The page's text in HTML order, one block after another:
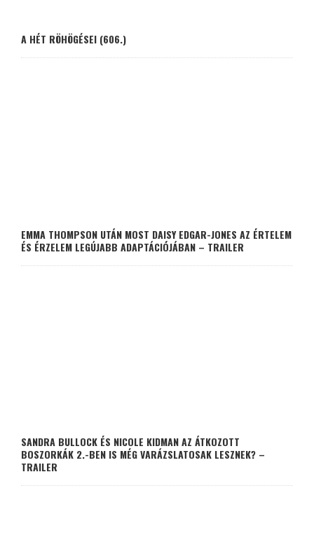
A HÉT RÖHÖGÉSEI (606.)
EMMA THOMPSON UTÁN MOST DAISY EDGAR-JONES AZ ÉRTELEM
ÉS ÉRZELEM LEGÚJABB ADAPTÁCIÓJÁBAN – TRAILER
SANDRA BULLOCK ÉS NICOLE KIDMAN AZ ÁTKOZOTT
BOSZORKÁK 2.-BEN IS MÉG VARÁZSLATOSAK LESZNEK? –
TRAILER